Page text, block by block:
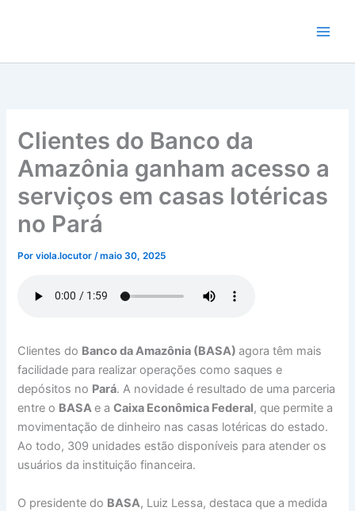
conteúdo
Clientes do Banco da
Amazônia ganham acesso a
serviços em casas lotéricas
no Pará
Porviola.locutor/maio 30, 2025
Clientes do Banco da Amazônia (BASA)agora têm mais
facilidade para realizar operações como saques e
depósitos no Pará. A novidade é resultado de uma parceria
entre o BASAe aCaixa Econômica Federal, que permite a
movimentação de dinheiro nas casas lotéricas do estado.
Ao todo, 309 unidades estão disponíveis para atender os
usuários da instituição financeira.
O presidente do BASA, Luiz Lessa, destaca que a medida